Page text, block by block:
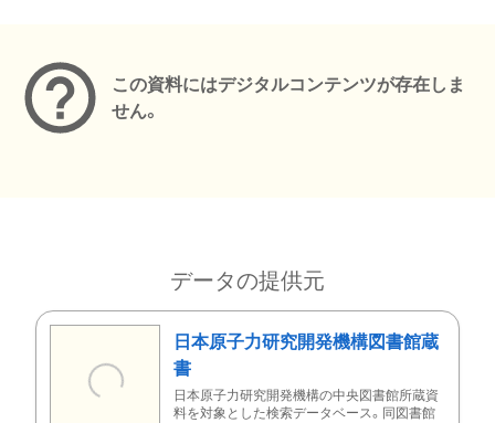
この資料にはデジタルコンテンツが存在しま
せん。
データの提供元
日本原子力研究開発機構図書館蔵
書
日本原子力研究開発機構の中央図書館所蔵資
料を対象とした検索データベース。同図書館